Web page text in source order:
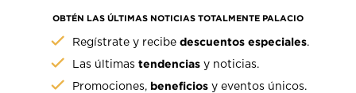
OBTÉN LAS ÚLTIMAS NOTICIAS TOTALMENTE PALACIO
Regístrate y recibedescuentos especiales.
Las últimastendencias y noticias.
Promociones, beneficios y eventos únicos.